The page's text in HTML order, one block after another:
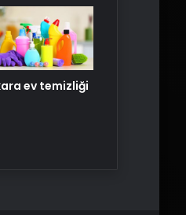
ev temizliği